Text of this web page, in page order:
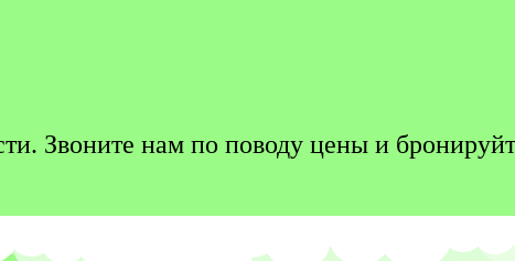
Звоните нам по поводу цены и